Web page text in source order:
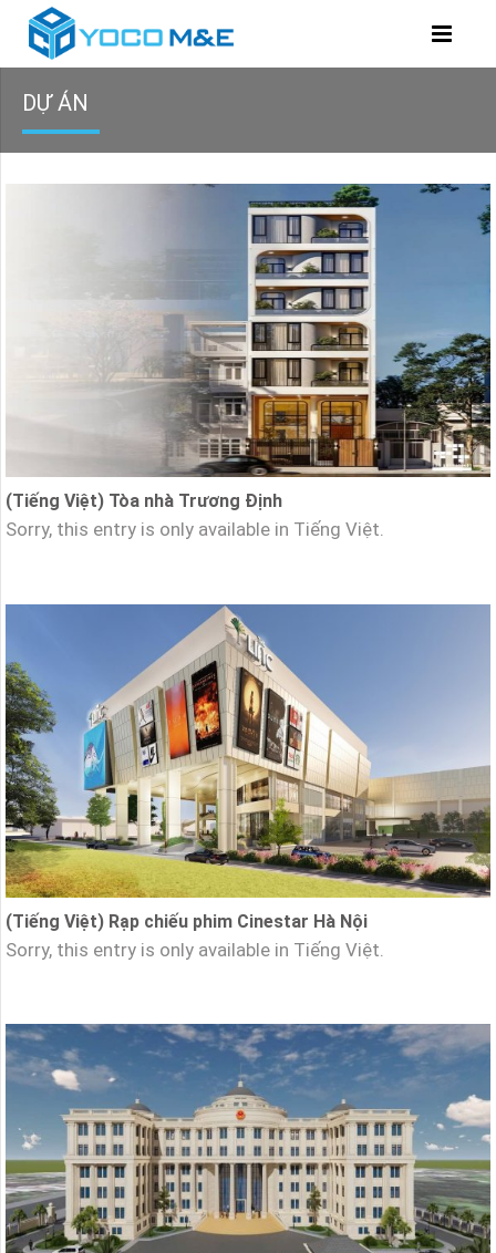
DỰ ÁN
(Tiếng Việt) Tòa nhà Trương Định
Sorry, this entry is only available in Tiếng Việt.
(Tiếng Việt) Rạp chiếu phim Cinestar Hà Nội
Sorry, this entry is only available in Tiếng Việt.